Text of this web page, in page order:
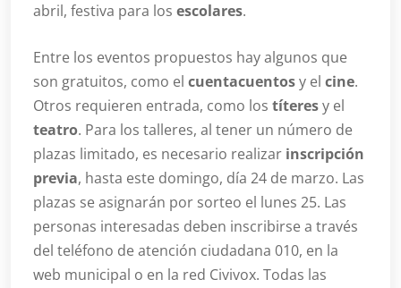
abril, festiva para los escolares.
Entre los eventos propuestos hay algunos que
son gratuitos, como el cuentacuentosy el cine.
Otros requieren entrada, como los títeresy el
teatro. Para los talleres, al tener un número de
plazas limitado, es necesario realizar inscripción
previa, hasta este domingo, día 24 de marzo. Las
plazas se asignarán por sorteo el lunes 25. Las
personas interesadas deben inscribirse a través
del teléfono de atención ciudadana 010, en la
web municipal o en la red Civivox. Todas las